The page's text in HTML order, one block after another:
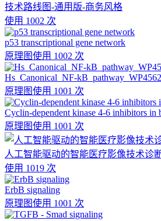
技术路线图-通用版-商务风格
使用 1002 次
p53 transcriptional gene network
原理图使用 1002 次
Hs_Canonical_NF-
原理图使用 1001 次
Cyclin-dependent kinase 4-6 inhibitors in
原理图使用 1001 次
人工智能驱动的智能医疗影像技术诊
使用 1019 次
ErbB signaling
原理图使用 1001 次